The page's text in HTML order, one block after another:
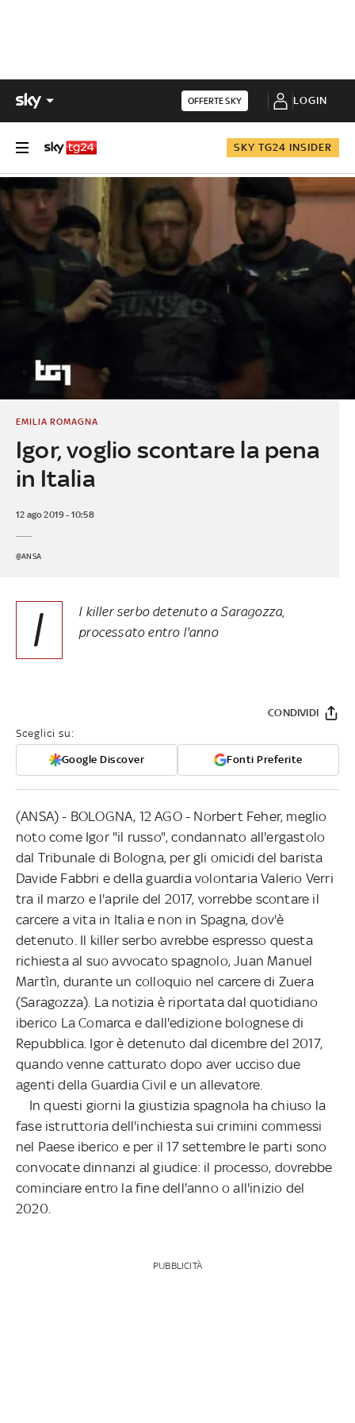
OFFERTE SKY LOGIN
SKY TG24 INSIDER
Igor, voglio scontare la pena
in Italia
EMILIA ROMAGNA
12 ago 2019 - 10:58
@ANSA
I
l killer serbo detenuto a Saragozza,
processato entro l'anno
Sceglici su:
Google Discover Fonti Preferite
CONDIVIDI
(ANSA) - BOLOGNA, 12 AGO - Norbert Feher, meglio
noto come Igor "il russo", condannato all'ergastolo
dal Tribunale di Bologna, per gli omicidi del barista
Davide Fabbri e della guardia volontaria Valerio Verri
tra il marzo e l'aprile del 2017, vorrebbe scontare il
carcere a vita in Italia e non in Spagna, dov'è
detenuto. Il killer serbo avrebbe espresso questa
richiesta al suo avvocato spagnolo, Juan Manuel
Martìn, durante un colloquio nel carcere di Zuera
(Saragozza). La notizia è riportata dal quotidiano
iberico La Comarca e dall'edizione bolognese di
Repubblica. Igor è detenuto dal dicembre del 2017,
quando venne catturato dopo aver ucciso due
agenti della Guardia Civil e un allevatore.
In questi giorni la giustizia spagnola ha chiuso la
fase istruttoria dell'inchiesta sui crimini commessi
nel Paese iberico e per il 17 settembre le parti sono
convocate dinnanzi al giudice: il processo, dovrebbe
cominciare entro la fine dell'anno o all'inizio del
2020.
PUBBLICITÀ